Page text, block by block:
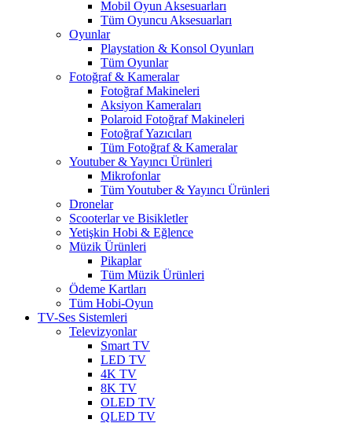
Mobil Oyun Aksesuarları
Tüm Oyuncu Aksesuarları
Oyunlar
Playstation & Konsol Oyunları
Tüm Oyunlar
Fotoğraf & Kameralar
Fotoğraf Makineleri
Aksiyon Kameraları
Polaroid Fotoğraf Makineleri
Fotoğraf Yazıcıları
Tüm Fotoğraf & Kameralar
Youtuber & Yayıncı Ürünleri
Mikrofonlar
Tüm Youtuber & Yayıncı Ürünleri
Dronelar
Scooterlar ve Bisikletler
Yetişkin Hobi & Eğlence
Müzik Ürünleri
Pikaplar
Tüm Müzik Ürünleri
Ödeme Kartları
Tüm Hobi-Oyun
TV-Ses Sistemleri
Televizyonlar
Smart TV
LED TV
4K TV
8K TV
OLED TV
QLED TV